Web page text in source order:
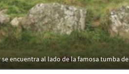
se encuentra al lado de la famosa tumba